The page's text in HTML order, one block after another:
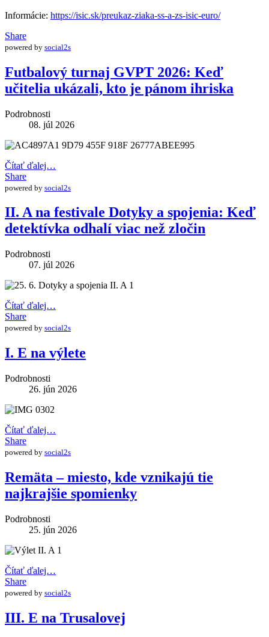
Informácie: https://isic.sk/preukaz-ziaka-ss-a-zs-isic-euro/
Share
powered by social2s
Futbalový turnaj GVPT 2026: Keď
učitelia ukázali, kto je pánom ihriska
Podrobnosti
08. júl 2026
Čítať ďalej…
Share
powered by social2s
II. A na festivale Dotyky a spojenia: Keď
detektívka odhalí viac než zločin
Podrobnosti
07. júl 2026
Čítať ďalej…
Share
powered by social2s
I. E na výlete
Podrobnosti
26. jún 2026
Čítať ďalej…
Share
powered by social2s
Remäta – miesto, kde vznikajú tie
najkrajšie spomienky
Podrobnosti
25. jún 2026
Čítať ďalej…
Share
powered by social2s
III. E na Trusalovej